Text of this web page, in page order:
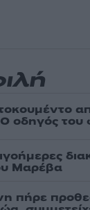
Ο οδηγός
Μαρέβα
πήρε